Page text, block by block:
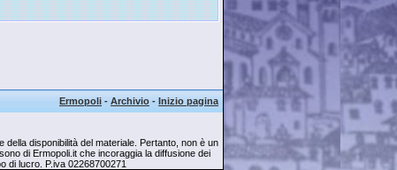
Ermopoli - Archivio - Inizio pagina
disponibilità del materiale. Pertanto, non è un
di Ermopoli.it che incoraggia la diffusione dei
di lucro. P.iva 02268700271